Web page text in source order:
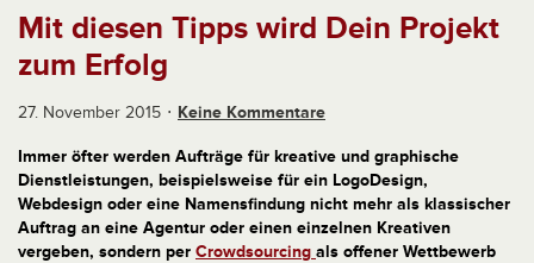
Mit diesen Tipps wird Dein Projekt
zum Erfolg
27. November 2015 Keine Kommentare
Immer öfter werden Aufträge für kreative und graphische
Dienstleistungen, beispielsweise für ein Logo­Design,
Webdesign oder eine Namensfindung nicht mehr als klassischer
Auftrag an eine Agentur oder einen einzelnen Kreativen
vergeben, sondern per Crowdsourcing ​als offener Wettbewerb